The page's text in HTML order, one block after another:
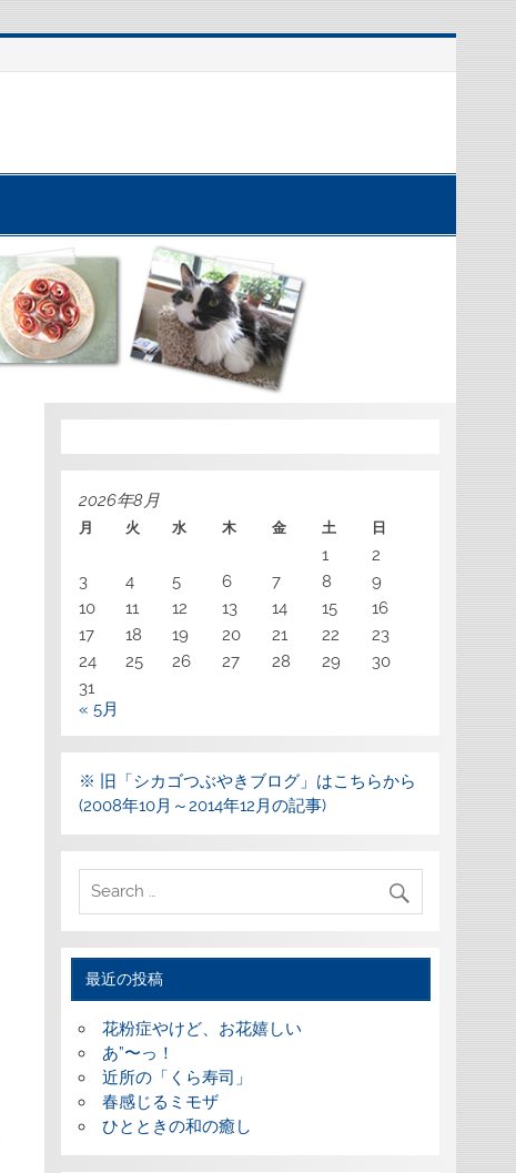
2026年8月
月 火 水 木 金 土 日
1
2
3
4 5 6 7 8
9
10
11 12 13 14 15
16
17
18 19 20 21 22
23
24
25 26 27 28 29
30
31
« 5月
※ 旧「シカゴつぶやきブログ」はこちらから
(2008年10月～2014年12月の記事)
最近の投稿
花粉症やけど、お花嬉しい
あ”〜っ！
近所の「くら寿司」
春感じるミモザ
ひとときの和の癒し